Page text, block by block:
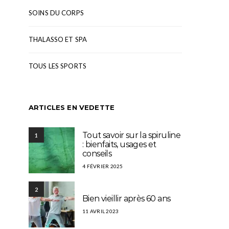
SOINS DU CORPS
THALASSO ET SPA
TOUS LES SPORTS
ARTICLES EN VEDETTE
1
Tout savoir sur la spiruline
: bienfaits, usages et
conseils
4 FÉVRIER 2025
2
Bien vieillir après 60 ans
11 AVRIL 2023